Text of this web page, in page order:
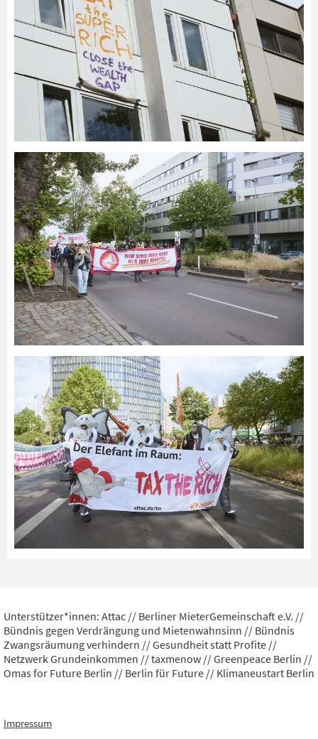
Unterstützer*innen: Attac // Berliner MieterGemeinschaft e.V. //
Bündnis gegen Verdrängung und Mietenwahnsinn // Bündnis
Zwangsräumung verhindern // Gesundheit statt Profite //
Netzwerk Grundeinkommen // taxmenow // Greenpeace Berlin //
Omas for Future Berlin // Berlin für Future // Klimaneustart Berlin
Impressum